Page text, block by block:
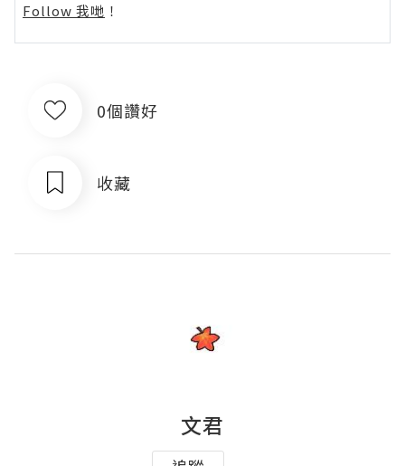
Follow 我哋 ！
0個讚好
收藏
文君